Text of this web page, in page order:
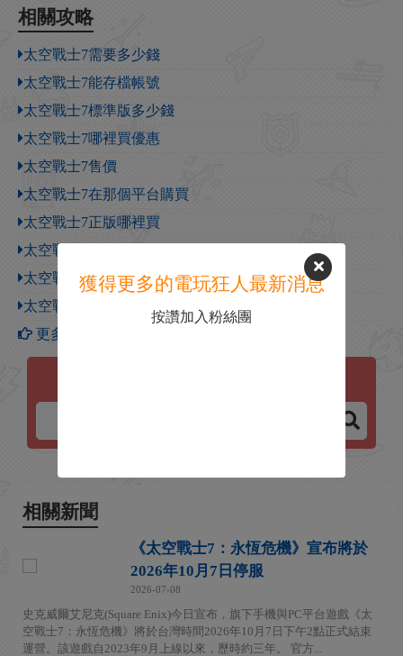
相關攻略
太空戰士7需要多少錢
太空戰士7能存檔帳號
太空戰士7標準版多少錢
太空戰士7哪裡買優惠
太空戰士7售價
太空戰士7在那個平台購買
太空戰士7正版哪裡買
太空戰士7正版優惠
太空戰士7正版帳號
太空戰士7優惠
更多【太空戰士7】攻略
相關新聞
《太空戰士7：永恆危機》宣布將於
2026年10月7日停服
2026-07-08
史克威爾艾尼克(Square Enix)今日宣布，旗下手機與PC平台遊戲《太
空戰士7：永恆危機》將於台灣時間2026年10月7日下午2點正式結束
運營。該遊戲自2023年9月上線以來，歷時約三年。 官方...
獲得更多的電玩狂人最新消息
按讚加入粉絲團